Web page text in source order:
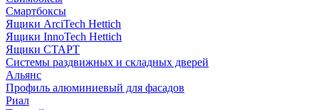
Смартбоксы
Ящики ArciTech Hettich
Ящики InnoTech Hettich
Ящики СТАРТ
Системы раздвижных и складных дверей
Альянс
Профиль алюминиевый для фасадов
Риал